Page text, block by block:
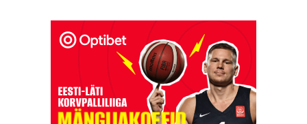
Navigeerimine